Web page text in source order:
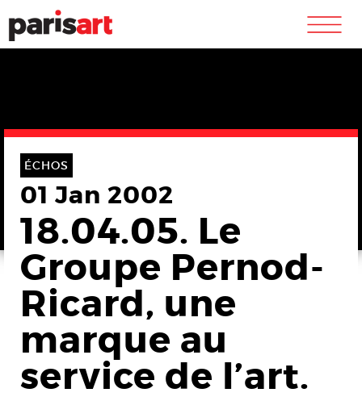
m
ÉCHOS
01 Jan 2002
18.04.05. Le
Groupe Pernod-
Ricard, une
marque au
service de l’art.